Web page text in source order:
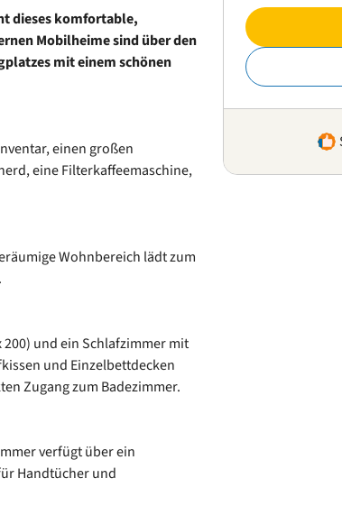
dieses komfortable,
Mobilheime sind über den
mit einem schönen
einen großen
eine Filterkaffeemaschine,
Wohnbereich lädt zum
und ein Schlafzimmer mit
und Einzelbettdecken
Zugang zum Badezimmer.
verfügt über ein
Handtücher und